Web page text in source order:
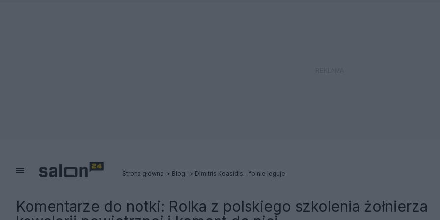
Strona główna Blogi Dimitris Koasidis - fb nie loguje
Komentarze do notki: Rolka z polskiego szkolenia żołnierza